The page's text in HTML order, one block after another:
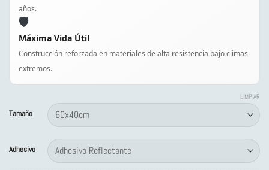
años.
🛡️
Máxima Vida Útil
Construcción reforzada en materiales de alta resistencia bajo climas
extremos.
Tamaño
Adhesivo
LIMPIAR